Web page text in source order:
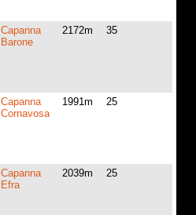
Capanna
Barone
2172m 35
Capanna
Cornavosa
1991m 25
Capanna
Efra
2039m 25